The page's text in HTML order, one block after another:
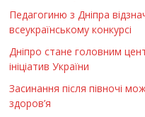
Педагогиню з Дніпра
всеукраїнському конкурсі
Дніпро стане головним
ініціатив України
Засинання після півночі
здоров’я